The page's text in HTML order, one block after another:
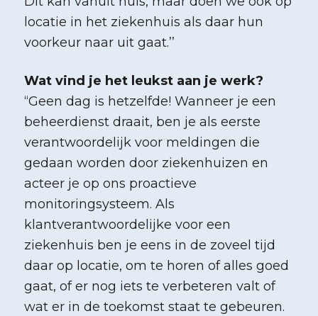
locatie in het ziekenhuis als daar hun
voorkeur naar uit gaat.’’
Wat vind je het leukst aan je werk?
“Geen dag is hetzelfde! Wanneer je een
beheerdienst draait, ben je als eerste
verantwoordelijk voor meldingen die
gedaan worden door ziekenhuizen en
acteer je op ons proactieve
monitoringsysteem. Als
klantverantwoordelijke voor een
ziekenhuis ben je eens in de zoveel tijd
daar op locatie, om te horen of alles goed
gaat, of er nog iets te verbeteren valt of
wat er in de toekomst staat te gebeuren.